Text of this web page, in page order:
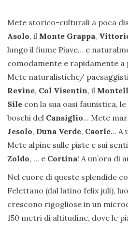
Mete storico-culturali a poca
Asolo, il Monte Grappa,
lungo il fiume Piave… e
comodamente e rapidamente
Mete naturalistiche/
Revine, Col Visentin, il
Sile con la sua oasi faunistica,
boschi del Cansiglio... Mete
Jesolo, Duna Verde, Caorle... A
Mete alpine sulle piste e sui
Zoldo, ... e Cortina! A un’ora di
Nel cuore di queste splendide
Felettano (dal latino felix juli),
crescono rigogliose in un
150 metri di altitudine, dove le